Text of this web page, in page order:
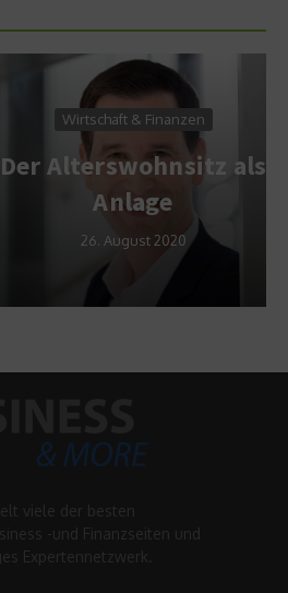
& Finanzen
als
26. August 2020
viele der besten
-und Finanzseiten und
Expertennetzwerk.